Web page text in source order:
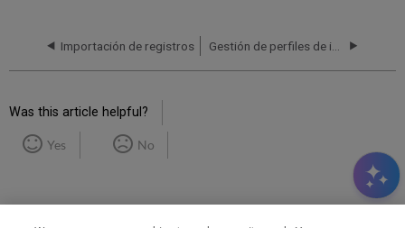
Importación de registros
Was this article helpful?
Yes No